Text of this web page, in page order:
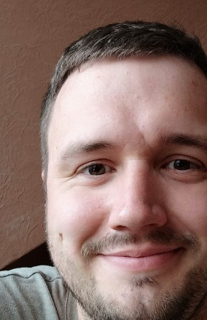
Des Dc Wesseling
Kalle